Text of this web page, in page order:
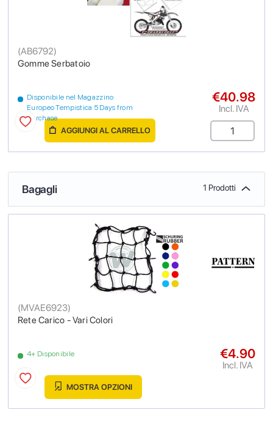
Gomme Serbatoio
(AB6792)
Disponibile nel Magazzino
Europeo Tempistica 5 Days from
purchase
€40.98
Incl. IVA
AGGIUNGI AL CARRELLO
Bagagli 1 Prodotti
Rete Carico - Vari Colori
(MVAE6923)
4+ Disponibile €4.90
Incl. IVA
MOSTRA OPZIONI